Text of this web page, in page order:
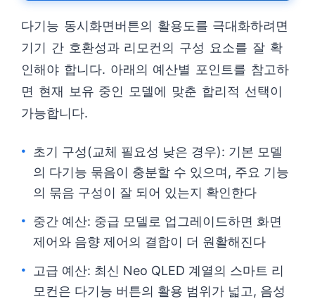
다기능 동시화면버튼의 활용도를 극대화하려면
기기 간 호환성과 리모컨의 구성 요소를 잘 확
인해야 합니다. 아래의 예산별 포인트를 참고하
면 현재 보유 중인 모델에 맞춘 합리적 선택이
가능합니다.
초기 구성(교체 필요성 낮은 경우): 기본 모델
의 다기능 묶음이 충분할 수 있으며, 주요 기능
의 묶음 구성이 잘 되어 있는지 확인한다
중간 예산: 중급 모델로 업그레이드하면 화면
제어와 음향 제어의 결합이 더 원활해진다
고급 예산: 최신 Neo QLED 계열의 스마트 리
모컨은 다기능 버튼의 활용 범위가 넓고, 음성